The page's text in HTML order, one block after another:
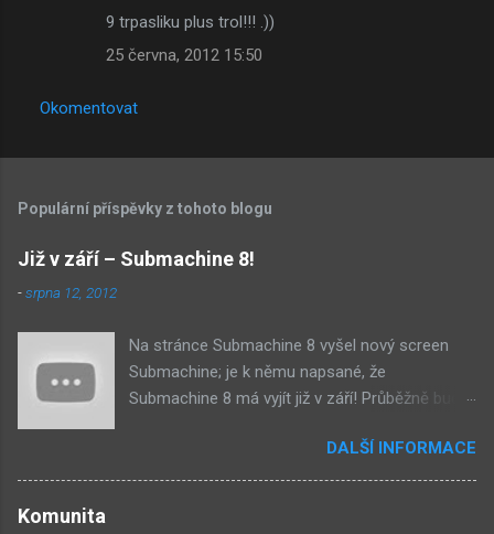
9 trpasliku plus trol!!! .))
25 června, 2012 15:50
Okomentovat
Populární příspěvky z tohoto blogu
Již v září – Submachine 8!
-srpna 12, 2012
Na stránce Submachine 8 vyšel nový screen
Submachine; je k němu napsané, že
Submachine 8 má vyjít již v září! Průběžně budu
zveřejněný materiál ze Submachine 8. Zvukové
pozadí menu. První screen, který se na stránce
DALŠÍ INFORMACE
Komunita